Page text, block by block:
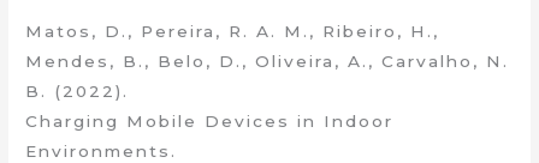
Matos, D., Pereira, R. A. M., Ribeiro, H.,
Mendes, B., Belo, D., Oliveira, A., Carvalho, N.
B. (2022).
Charging Mobile Devices in Indoor
Environments.